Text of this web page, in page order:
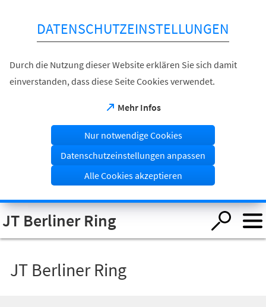
Visuelle
Assistenzsoftware
öffnen.
DATENSCHUTZEINSTELLUNGEN
Durch die Nutzung dieser Website erklären Sie sich damit
einverstanden, dass diese Seite Cookies verwendet.
Mehr Infos
(Öffnet
einem
neuen
Tab)
Nur notwendige Cookies
Datenschutzeinstellungen anpassen
Alle Cookies akzeptieren
JT Berliner Ring
JT Berliner Ring